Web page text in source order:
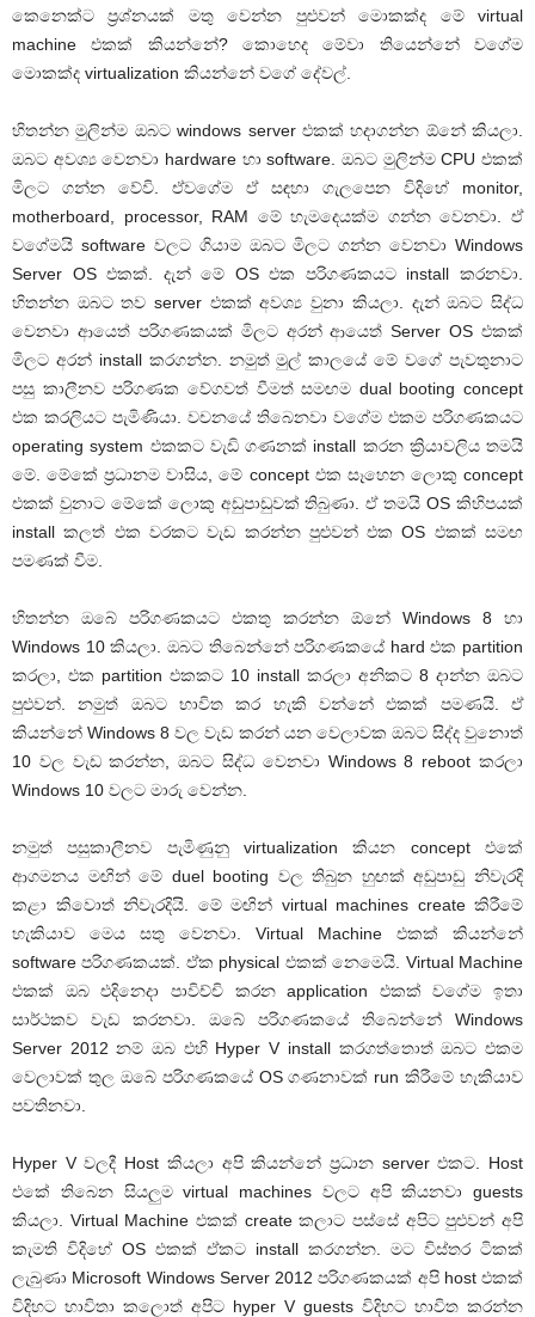
කෙනෙක්ට ප්‍රශ්නයක් මතු වෙන්න පුළුවන් මොකක්ද මේ virtual
machine එකක් කියන්නේ? කොහෙද මේවා තියෙන්නේ වගේම
මොකක්ද virtualization කියන්නේ වගේ දේවල්.
හිතන්න මුලින්ම ඔබට windows server එකක් හදාගන්න ඕනේ කියලා.
ඔබට අවශ්‍ය වෙනවා hardware හා software. ඔබට මුලින්ම CPU එකක්
මිලට ගන්න වේවි. ඒවගේම ඒ සඳහා ගැලපෙන විදිහේ monitor,
motherboard, processor, RAM මේ හැමදෙයක්ම ගන්න වෙනවා. ඒ
වගේමයි software වලට ගියාම ඔබට මිලට ගන්න වෙනවා Windows
Server OS එකක්. දැන් මේ OS එක පරිගණකයට install කරනවා.
හිතන්න ඔබට තව server එකක් අවශ්‍ය වුනා කියලා. දැන් ඔබට සිද්ධ
වෙනවා ආයෙත් පරිගණකයක් මිලට අරන් ආයෙත් Server OS එකක්
මිලට අරන් install කරගන්න. නමුත් මුල් කාලයේ මේ වගේ පැවතුනාට
පසු කාලීනව පරිගණක වේගවත් වීමත් සමඟම dual booting concept
එක කරලියට පැමිණියා. වචනයේ තිබෙනවා වගේම එකම පරිගණකයට
operating system එකකට වැඩි ගණනක් install කරන ක්‍රියාවලිය තමයි
මේ. මේකේ ප්‍රධානම වාසිය, මේ concept එක සෑහෙන ලොකු concept
එකක් වුනාට මේකේ ලොකු අඩුපාඩුවක් තිබුණා. ඒ තමයි OS කිහිපයක්
install කලත් එක වරකට වැඩ කරන්න පුළුවන් එක OS එකක් සමඟ
පමණක් වීම.
හිතන්න ඔබේ පරිගණකයට එකතු කරන්න ඕනේ Windows 8 හා
Windows 10 කියලා. ඔබට තිබෙන්නේ පරිගණකයේ hard එක partition
කරලා, එක partition එකකට 10 install කරලා අනිකට 8 දාන්න ඔබට
පුළුවන්. නමුත් ඔබට භාවිත කර හැකි වන්නේ එකක් පමණයි. ඒ
කියන්නේ Windows 8 වල වැඩ කරන් යන වෙලාවක ඔබට සිද්ද වුනොත්
10 වල වැඩ කරන්න, ඔබට සිද්ධ වෙනවා Windows 8 reboot කරලා
Windows 10 වලට මාරු වෙන්න.
නමුත් පසුකාලීනව පැමිණුනු virtualization කියන concept එකේ
ආගමනය මඟින් මේ duel booting වල තිබුන හුඟක් අඩුපාඩු නිවැරදි
කළා කිවොත් නිවැරදියි. මේ මඟින් virtual machines create කිරීමේ
හැකියාව මෙය සතු වෙනවා. Virtual Machine එකක් කියන්නේ
software පරිගණකයක්. ඒක physical එකක් නෙමෙයි. Virtual Machine
එකක් ඔබ එදිනෙදා පාවිච්චි කරන application එකක් වගේම ඉතා
සාර්ථකව වැඩ කරනවා. ඔබේ පරිගණකයේ තිබෙන්නේ Windows
Server 2012 නම් ඔබ එහි Hyper V install කරගත්තොත් ඔබට එකම
වෙලාවක් තුල ඔබේ පරිගණකයේ OS ගණනාවක් run කිරීමේ හැකියාව
පවතිනවා.
Hyper V වලදී Host කියලා අපි කියන්නේ ප්‍රධාන server එකට. Host
එකේ තිබෙන සියලුම virtual machines වලට අපි කියනවා guests
කියලා. Virtual Machine එකක් create කලාට පස්සේ අපිට පුළුවන් අපි
කැමති විදිහේ OS එකක් ඒකට install කරගන්න. මට විස්තර ටිකක්
ලැබුණා Microsoft Windows Server 2012 පරිගණකයක් අපි host එකක්
විදිහට භාවිතා කලොත් අපිට hyper V guests විදිහට භාවිත කරන්න